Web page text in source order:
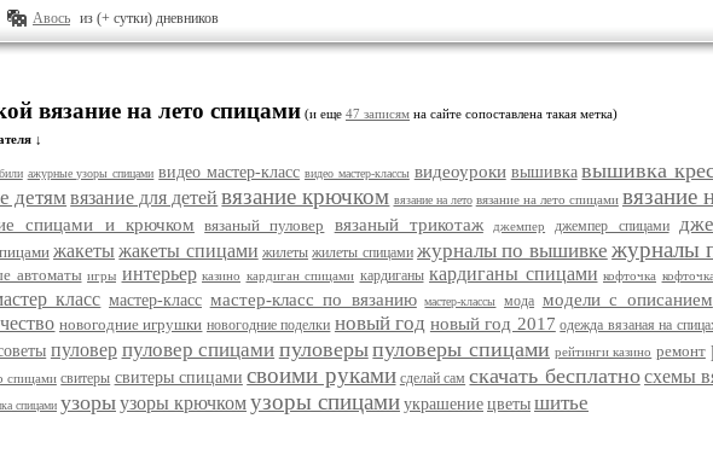
Авось из (+ сутки) дневников
вязание на лето спицами (и еще 47 записям на сайте сопоставлена такая метка)
↓
ажурные узоры спицами видео мастер-класс видео мастер-классы видеоуроки вышивка вышивка
детям вязание для детей вязание крючком вязание на лето вязание на лето спицами вязание
спицами и крючком вязаный пуловер вязаный трикотаж джемпер джемпер спицами
жакеты жакеты спицами жилеты жилеты спицами журналы по вышивке журналы
автоматы игры интерьер казино кардиган спицами кардиганы кардиганы спицами кофточка
класс мастер-класс мастер-класс по вязанию мастер-классы мода модели с описанием
новогодние игрушки новогодние поделки новый год новый год 2017 одежда вязаная на
пуловер пуловер спицами пуловерыпуловеры спицами рейтинги казино ремонт
спицами свитеры свитеры спицами своими руками сделай сам скачать бесплатносхемы
спицами узорыузоры крючкомузоры спицами украшение цветы шитье